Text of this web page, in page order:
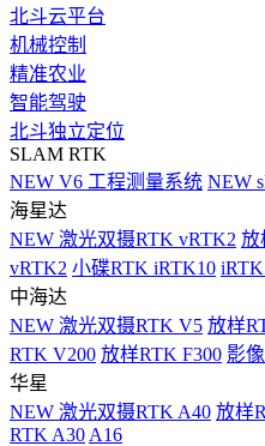
北斗云平台
机械控制
精准农业
智能驾驶
北斗独立定位
SLAM RTK
NEW V6 工程测量系统 NEW
海星达
NEW 激光双摄RTK vRTK2 放
vRTK2 小碟RTK iRTK10
中海达
NEW 激光双摄RTK V5 放样
RTK V200 放样RTK F300 影
华星
NEW 激光双摄RTK A40 放样
RTK A30 A16